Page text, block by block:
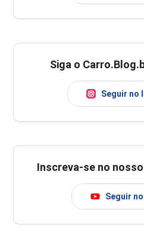
Siga o
Seguir no
Inscreva-se no
Seguir